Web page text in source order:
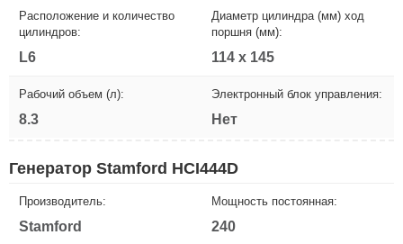
Расположение и количество
цилиндров:
L6
Диаметр цилиндра (мм) ход
поршня (мм):
114 х 145
Рабочий объем (л):
8.3
Электронный блок управления:
Нет
Генератор Stamford HCI444D
Производитель:
Stamford
Мощность постоянная:
240